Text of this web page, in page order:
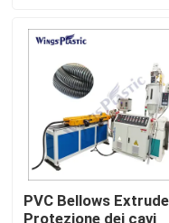
Macchina
Macchina
Linea di produzione
PVC Bellows
Protezione dei cavi